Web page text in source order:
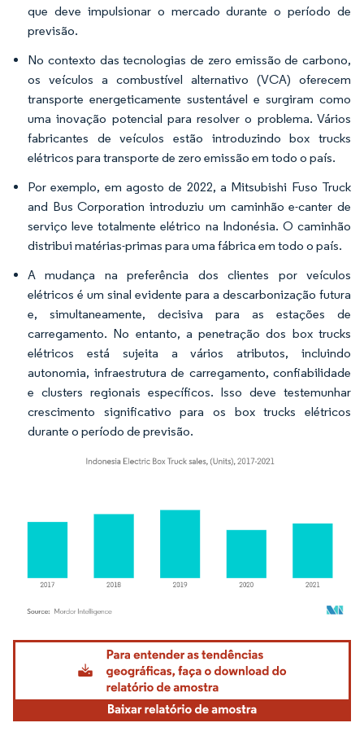
que deve impulsionar o mercado durante o período de
previsão.
No contexto das tecnologias de zero emissão de carbono,
os veículos a combustível alternativo (VCA) oferecem
transporte energeticamente sustentável e surgiram como
uma inovação potencial para resolver o problema. Vários
fabricantes de veículos estão introduzindo box trucks
elétricos para transporte de zero emissão em todo o país.
Por exemplo, em agosto de 2022, a Mitsubishi Fuso Truck
and Bus Corporation introduziu um caminhão e-canter de
serviço leve totalmente elétrico na Indonésia. O caminhão
distribui matérias-primas para uma fábrica em todo o país.
A mudança na preferência dos clientes por veículos
elétricos é um sinal evidente para a descarbonização futura
e, simultaneamente, decisiva para as estações de
carregamento. No entanto, a penetração dos box trucks
elétricos está sujeita a vários atributos, incluindo
autonomia, infraestrutura de carregamento, confiabilidade
e clusters regionais específicos. Isso deve testemunhar
crescimento significativo para os box trucks elétricos
durante o período de previsão.
Imagem © Mordor Intelligence. O reuso requer atribuição conforme CC BY 4.0.